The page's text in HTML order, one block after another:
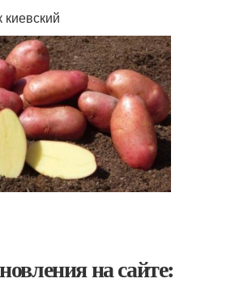
на сайте: